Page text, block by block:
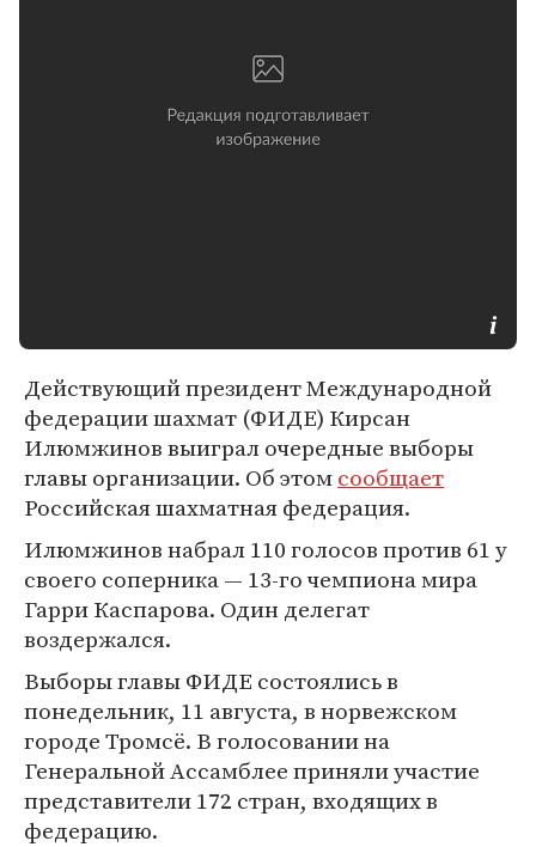
Действующий президент Международной
федерации шахмат (ФИДЕ) Кирсан
Илюмжинов выиграл очередные выборы
главы организации. Об этомсообщает
Российская шахматная федерация.
Илюмжинов набрал 110 голосов против 61 у
своего соперника — 13-го чемпиона мира
Гарри Каспарова. Один делегат
воздержался.
Выборы главы ФИДЕ состоялись в
понедельник, 11 августа, в норвежском
городе Тромсё. В голосовании на
Генеральной Ассамблее приняли участие
представители 172 стран, входящих в
федерацию.